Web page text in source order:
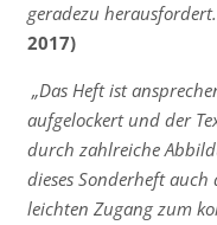
geradezu
2017)
„Das Heft ist
aufgelockert und der
durch zahlreiche
dieses Sonderheft
leichten Zugang zum